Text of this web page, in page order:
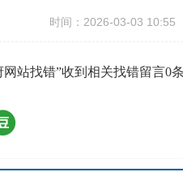
时间：2026-03-03
网站找错”收到相关找错留言0